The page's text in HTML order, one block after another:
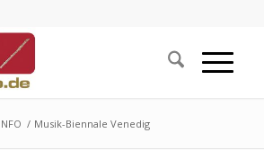
/ Musik-Biennale Venedig